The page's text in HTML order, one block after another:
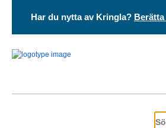
Har du nytta av Kringla?